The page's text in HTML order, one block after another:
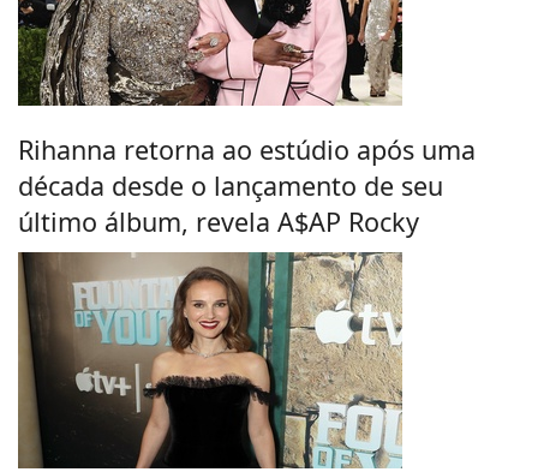
Rihanna retorna ao estúdio após uma
década desde o lançamento de seu
último álbum, revela A$AP Rocky